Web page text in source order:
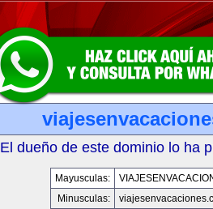
El dueño de este dominio lo ha
Mayusculas:
Minusculas: